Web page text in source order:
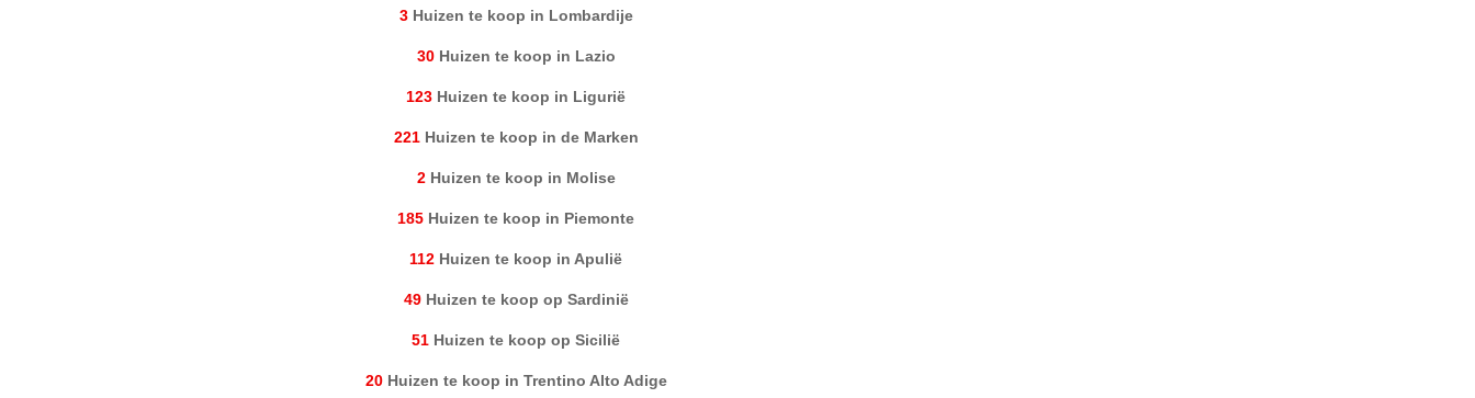
3 Huizen te koop in Lombardije
30 Huizen te koop in Lazio
123 Huizen te koop in Ligurië
221 Huizen te koop in de Marken
2 Huizen te koop in Molise
185 Huizen te koop in Piemonte
112 Huizen te koop in Apulië
49 Huizen te koop op Sardinië
51 Huizen te koop op Sicilië
20 Huizen te koop in Trentino Alto Adige